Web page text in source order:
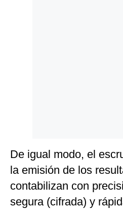
De igual modo, el
la emisión de los
contabilizan con
segura (cifrada) y